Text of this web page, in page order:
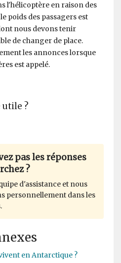
l'hélicoptère en raison des
poids des passagers est
nous devons tenir
de changer de place.
les annonces lorsque
est appelé.
?
pas les réponses
?
d'assistance et nous
personnellement dans les
en Antarctique ?